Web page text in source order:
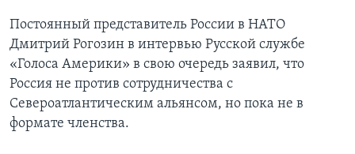
Постоянный представитель России в НАТО
Дмитрий Рогозин в интервью Русской службе
«Голоса Америки» в свою очередь заявил, что
Россия не против сотрудничества с
Североатлантическим альянсом, но пока не в
формате членства.